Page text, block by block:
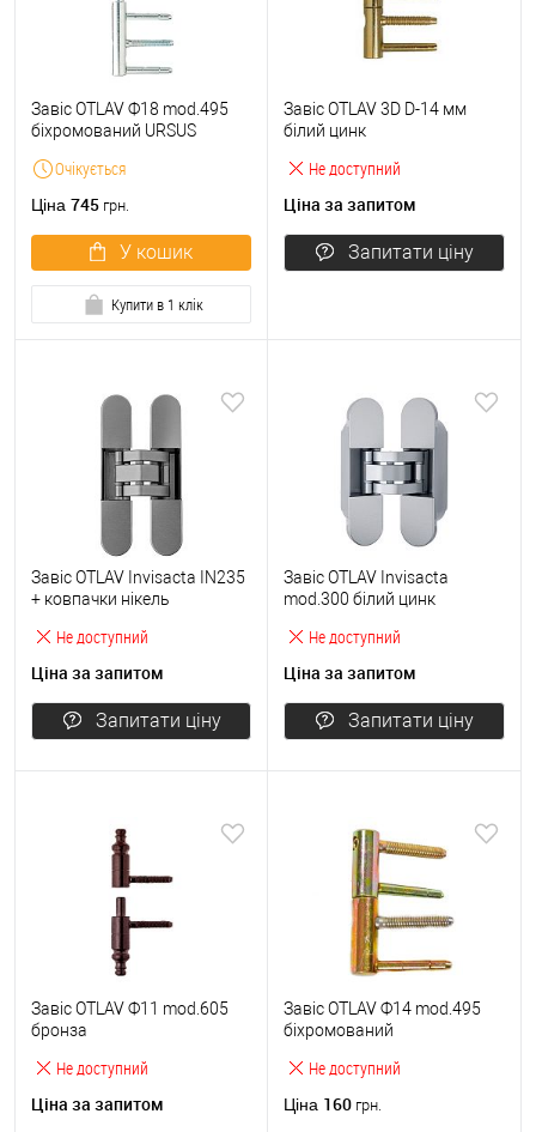
Очікується
Завіс OTLAV Ф18 mod.495
біхромований URSUS
Ціна 745 грн.
У кошик
Купити в 1 клік
Не доступний
Завіс OTLAV 3D D-14 мм
білий цинк
Ціна за запитом
Запитати ціну
Не доступний
Завіс OTLAV Invisacta IN235
+ ковпачки нікель
Ціна за запитом
Запитати ціну
Не доступний
Завіс OTLAV Invisacta
mod.300 білий цинк
Ціна за запитом
Запитати ціну
Не доступний
Завіс OTLAV Ф11 mod.605
бронза
Ціна за запитом
Не доступний
Завіс OTLAV Ф14 mod.495
біхромований
Ціна 160 грн.